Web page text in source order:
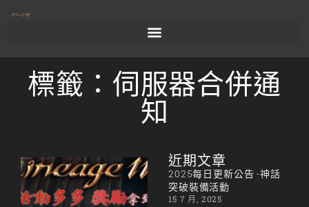
標籤：伺服器合併通
知
2025
每日
更新
近期文章
2025每日更新公告 -神話
突破裝備活動
15 7 月, 2025